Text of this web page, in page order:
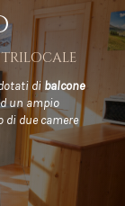
trilocale
di balcone
un ampio
due camere